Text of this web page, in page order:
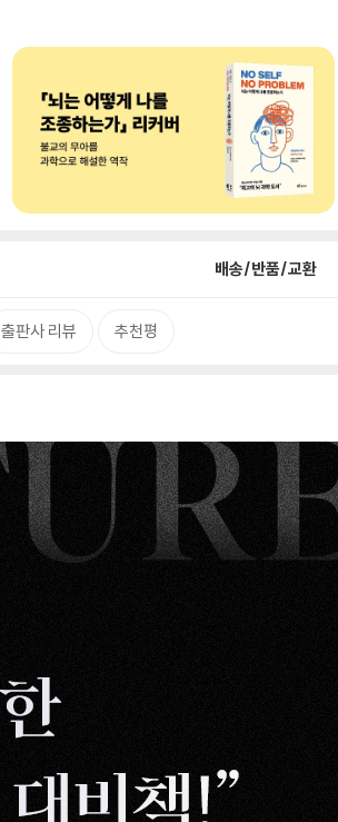
배송/반품/교환
출판사 리뷰 추천평